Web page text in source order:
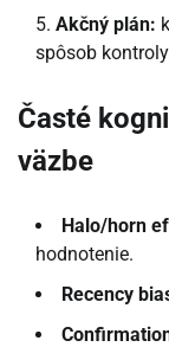
Akčný plán:
spôsob
Časté
väzbe
Halo/horn
hodnotenie.
Recency